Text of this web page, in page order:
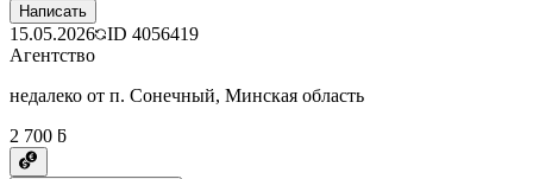
Написать
15.05.2026 ID 4056419
Агентство
недалеко от п. Сонечный, Минская область
2 700 ƃ